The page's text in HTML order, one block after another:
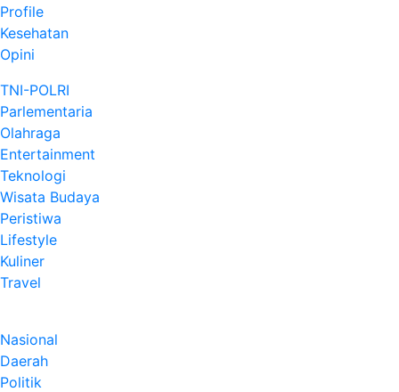
Profile
Kesehatan
Opini
TNI-POLRI
Parlementaria
Olahraga
Entertainment
Teknologi
Wisata Budaya
Peristiwa
Lifestyle
Kuliner
Travel
Nasional
Daerah
Politik